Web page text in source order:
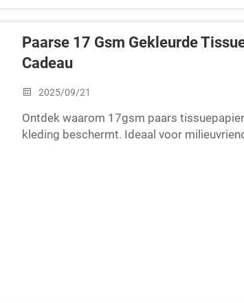
Paarse 17 Gsm Gekleurde
Cadeau
2025/09/21
Ontdek waarom 17gsm paars
kleding beschermt. Ideaal voor